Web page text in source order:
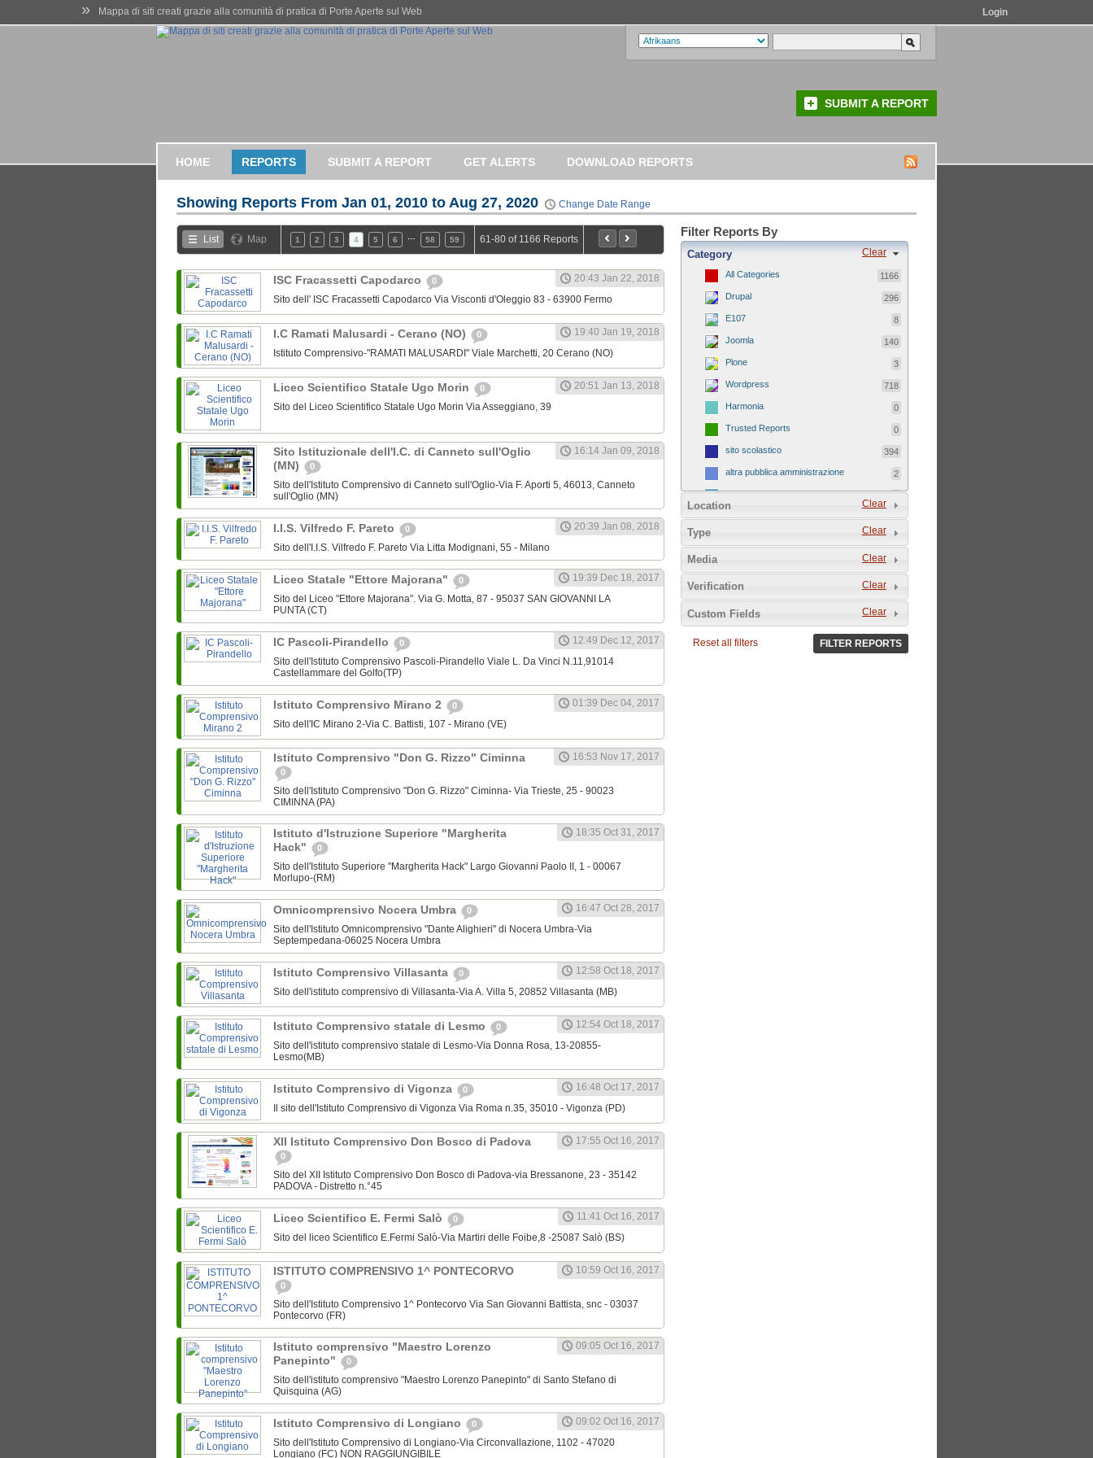
» Mappa di siti creati grazie alla comunità di pratica di Porte Aperte sul Web Login
SUBMIT A REPORT
HOME REPORTS SUBMIT A REPORT GET ALERTS DOWNLOAD REPORTS
Showing Reports From Jan 01, 2010 to Aug 27, 2020 Change Date Range
List Map 1 2 3 4 5 6 58 59 61-80 of 1166 Reports
ISC Fracassetti Capodarco 0
20:43 Jan 22, 2018
Sito dell' ISC Fracassetti Capodarco Via Visconti d'Oleggio 83 - 63900 Fermo
I.C Ramati Malusardi - Cerano (NO) 0
19:40 Jan 19, 2018
Istituto Comprensivo-"RAMATI MALUSARDI" Viale Marchetti, 20 Cerano (NO)
Liceo Scientifico Statale Ugo Morin 0
20:51 Jan 13, 2018
Sito del Liceo Scientifico Statale Ugo Morin Via Asseggiano, 39
Sito Istituzionale dell'I.C. di Canneto sull'Oglio
(MN)
0
16:14 Jan 09, 2018
Sito dell'Istituto Comprensivo di Canneto sull'Oglio-Via F. Aporti 5, 46013, Canneto
sull'Oglio (MN)
I.I.S. Vilfredo F. Pareto 0
20:39 Jan 08, 2018
Sito dell'I.I.S. Vilfredo F. Pareto Via Litta Modignani, 55 - Milano
Liceo Statale "Ettore Majorana" 0
19:39 Dec 18, 2017
Sito del Liceo "Ettore Majorana". Via G. Motta, 87 - 95037 SAN GIOVANNI LA
PUNTA (CT)
IC Pascoli-Pirandello 0
12:49 Dec 12, 2017
Sito dell'Istituto Comprensivo Pascoli-Pirandello Viale L. Da Vinci N.11,91014
Castellammare del Golfo(TP)
Istituto Comprensivo Mirano 2 0
01:39 Dec 04, 2017
Sito dell'IC Mirano 2-Via C. Battisti, 107 - Mirano (VE)
Istituto Comprensivo "Don G. Rizzo" Ciminna
0
16:53 Nov 17, 2017
Sito dell'Istituto Comprensivo "Don G. Rizzo" Ciminna- Via Trieste, 25 - 90023
CIMINNA (PA)
Istituto d'Istruzione Superiore "Margherita
Hack"
0
18:35 Oct 31, 2017
Sito dell'Istituto Superiore "Margherita Hack" Largo Giovanni Paolo II, 1 - 00067
Morlupo-(RM)
Omnicomprensivo Nocera Umbra 0
16:47 Oct 28, 2017
Sito dell'Istituto Omnicomprensivo "Dante Alighieri" di Nocera Umbra-Via
Septempedana-06025 Nocera Umbra
Istituto Comprensivo Villasanta 0
12:58 Oct 18, 2017
Sito dell'istituto comprensivo di Villasanta-Via A. Villa 5, 20852 Villasanta (MB)
Istituto Comprensivo statale di Lesmo 0
12:54 Oct 18, 2017
Sito dell'istituto comprensivo statale di Lesmo-Via Donna Rosa, 13-20855-
Lesmo(MB)
Istituto Comprensivo di Vigonza 0
16:48 Oct 17, 2017
Il sito dell'Istituto Comprensivo di Vigonza Via Roma n.35, 35010 - Vigonza (PD)
XII Istituto Comprensivo Don Bosco di Padova
0
17:55 Oct 16, 2017
Sito del XII Istituto Comprensivo Don Bosco di Padova-via Bressanone, 23 - 35142
PADOVA - Distretto n.°45
Liceo Scientifico E. Fermi Salò 0
11:41 Oct 16, 2017
Sito del liceo Scientifico E.Fermi Salò-Via Martiri delle Foibe,8 -25087 Salò (BS)
ISTITUTO COMPRENSIVO 1^ PONTECORVO
0
10:59 Oct 16, 2017
Sito dell'Istituto Comprensivo 1^ Pontecorvo Via San Giovanni Battista, snc - 03037
Pontecorvo (FR)
Istituto comprensivo "Maestro Lorenzo
Panepinto"
0
09:05 Oct 16, 2017
Sito dell'istituto comprensivo "Maestro Lorenzo Panepinto" di Santo Stefano di
Quisquina (AG)
Istituto Comprensivo di Longiano 0
09:02 Oct 16, 2017
Sito dell'Istituto Comprensivo di Longiano-Via Circonvallazione, 1102 - 47020
Longiano (FC) NON RAGGIUNGIBILE
Filter Reports By
Clear
Category
All Categories 1166
Drupal 296
E107 8
Joomla 140
Plone 3
Wordpress 718
Harmonia 0
Trusted Reports 0
sito scolastico 394
altra pubblica amministrazione 2
sito tematico 8
Clear
Location
Clear
Type
Clear
Media
Clear
Verification
Clear
Custom Fields
Reset all filters FILTER REPORTS